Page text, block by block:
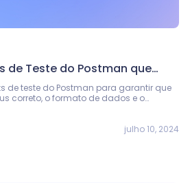
de Teste do Postman que
de teste do Postman para garantir que
correto, o formato de dados e o
julho 10, 2024